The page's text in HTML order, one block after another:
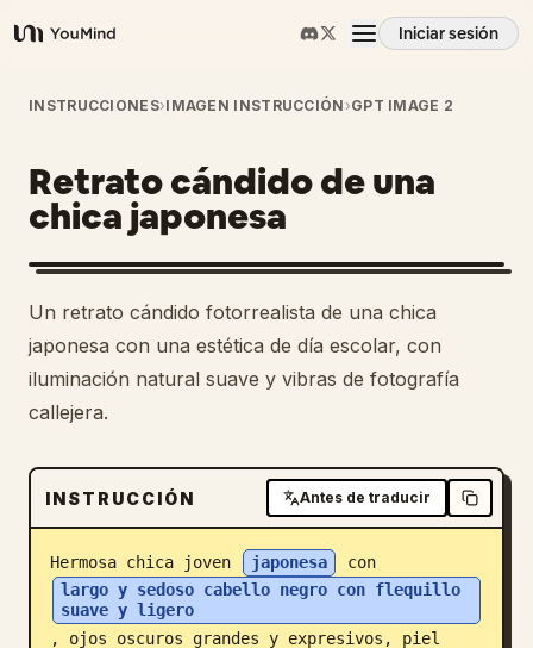
YouMind
Iniciar sesión
Resumen
Casos de uso
Habilidades
Prompts
Precios
Descargar
Blog
INSTRUCCIONES›IMAGEN INSTRUCCIÓN ›GPT IMAGE 2
Retrato cándido de una
chica japonesa
Un retrato cándido fotorrealista de una chica
japonesa con una estética de día escolar, con
iluminación natural suave y vibras de fotografía
callejera.
INSTRUCCIÓN Antes de traducir
Hermosa chica joven japonesa
con
largo y sedoso cabello negro con flequillo
suave y ligero
, ojos oscuros grandes y expresivos, piel